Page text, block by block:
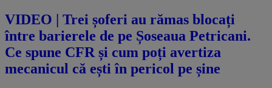
VIDEO | Trei șoferi au rămas blocați
între barierele de pe Șoseaua Petricani.
Ce spune CFR și cum poți avertiza
mecanicul că ești în pericol pe șine